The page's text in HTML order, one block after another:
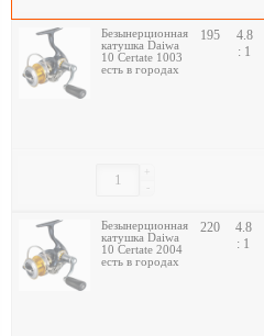
Безынерционная
катушка Daiwa
10 Certate 1003
есть в городах
195
4.8
: 1
-
+
Безынерционная
катушка Daiwa
10 Certate 2004
есть в городах
220
4.8
: 1